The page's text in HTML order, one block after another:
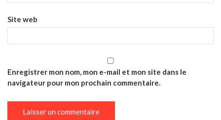
Site web
Enregistrer mon nom, mon e-mail et mon site dans le
navigateur pour mon prochain commentaire.